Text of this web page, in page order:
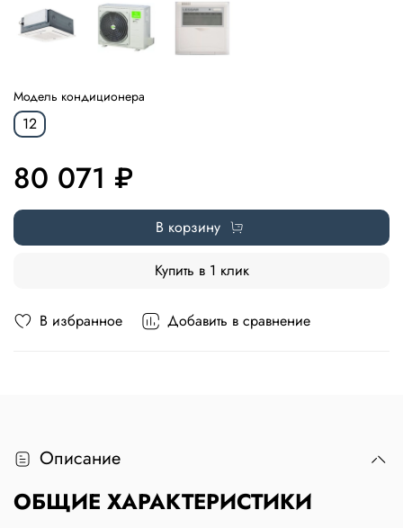
В избранное Добавить в сравнение
Модель кондиционера
12
80 071 ₽
В корзину
Купить в 1 клик
Описание
ОБЩИЕ ХАРАКТЕРИСТИКИ